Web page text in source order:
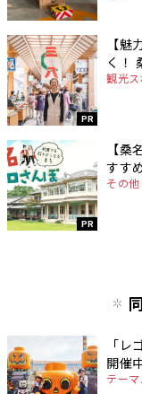
PR
【
く！
観光
PR
【
すす
その
「
開催
テー